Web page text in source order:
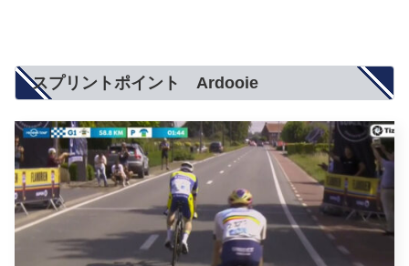
スプリントポイント Ardooie